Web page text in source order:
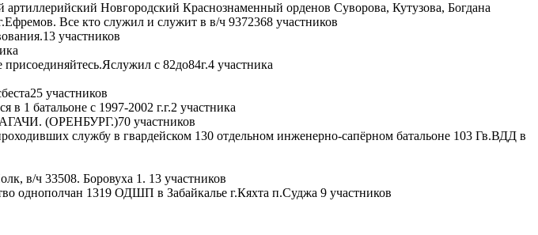
артиллерийский Новгородский Краснознаменный орденов Суворова, Кутузова, Богдана
Все кто служил и служит в в/ч 9372368 участников
13 участников
с 82до84г.4 участника
25 участников
в 1 батальоне с 1997-2002 г.г.2 участника
(ОРЕНБУРГ.)70 участников
службу в гвардейском 130 отдельном инженерно-сапёрном батальоне 103 Гв.ВДД в
в/ч 33508. Боровуха 1. 13 участников
однополчан 1319 ОДШП в Забайкалье г.Кяхта п.Суджа 9 участников